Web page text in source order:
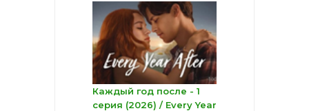
Каждый год после - 1
серия (2026) / Every Year